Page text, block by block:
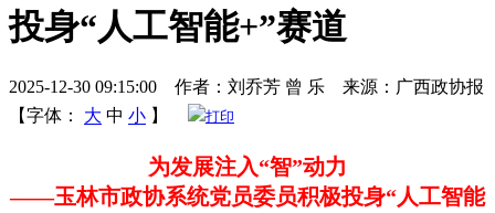
投身“人工智能+”赛道
2025-12-30 09:15:00 作者：刘乔芳 曾 乐 来源：广西政协报
【字体：
大 中 小 】 打印
为发展注入“智”动力
——玉林市政协系统党员委员积极投身“人工智能